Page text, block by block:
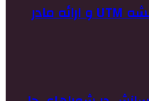
جزئیات ثبت ادعا، تهیه نقشه UTM و ارائه مادر